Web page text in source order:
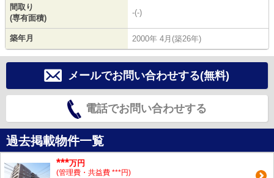
間取り
(専有面積)
-(-)
築年月 2000年 4月(築26年)
メールでお問い合わせする(無料)
電話でお問い合わせする
過去掲載物件一覧
***万円
(管理費・共益費 ***円)